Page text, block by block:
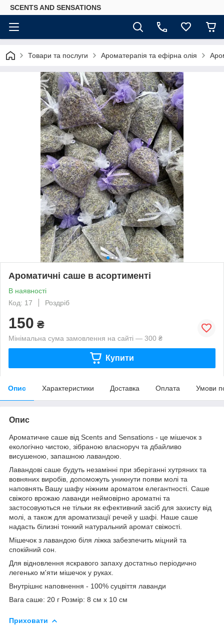
SCENTS AND SENSATIONS
Товари та послуги Ароматерапія та ефірна олія
Ароматичні саше в асортименті
В наявності
Код: 17
Роздріб
150 ₴
Мінімальна сума замовлення на сайті — 300 ₴
Купити
Опис Характеристики Доставка Оплата Умови
Опис
Ароматичне саше від Scents and Sensations - це мішечок з
екологічно чистою, зібраною власноруч та дбайливо
висушеною, запашною лавандою.
Лавандові саше будуть незамінні при зберіганні хутряних та
вовняних виробів, допоможуть уникнути появи молі та
наповнять Вашу шафу ніжним ароматом елегантності. Саше
свіжого врожаю лаванди неймовірно ароматні та
застосовуються не тільки як ефективний засіб для захисту від
молі, а також для ароматизації речей у шафі. Наше саше
надасть білизні тонкий натуральний аромат свіжості.
Мішечок з лавандою біля ліжка забезпечить міцний та
спокійний сон.
Для відновлення яскравого запаху достатньо періодично
легенько м'яти мішечок у руках.
Внутрішнє наповнення - 100% суцвіття лаванди
Вага саше: 20 г Розмір: 8 см x 10 см
Приховати